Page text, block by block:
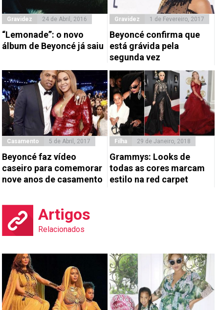
Gravidez 24 de Abril, 2016
“Lemonade”: o novo
álbum de Beyoncé já saiu
Gravidez 1 de Fevereiro, 2017
Beyoncé confirma que
está grávida pela
segunda vez
Casamento 5 de Abril, 2017
Beyoncé faz vídeo
caseiro para comemorar
nove anos de casamento
Filha 29 de Janeiro, 2018
Grammys: Looks de
todas as cores marcam
estilo na red carpet
Artigos
Relacionados